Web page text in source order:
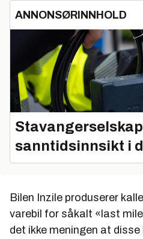
ANNONSØRINNHOLD
sanntidsinnsikt i
Bilen Inzile produserer
varebil for såkalt «last
det ikke meningen at